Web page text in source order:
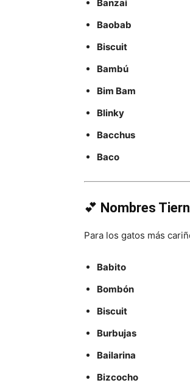
Banzai
Baobab
Biscuit
Bambú
Bim Bam
Blinky
Bacchus
Baco
💕 Nombres
Para los gatos más
Babito
Bombón
Biscuit
Burbujas
Bailarina
Bizcocho